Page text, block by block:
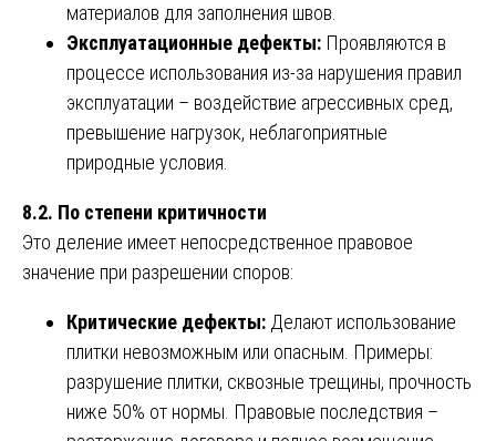
материалов для заполнения швов.
Эксплуатационные дефекты: Проявляются в
процессе использования из-за нарушения правил
эксплуатации – воздействие агрессивных сред,
превышение нагрузок, неблагоприятные
природные условия.
8.2. По степени критичности
Это деление имеет непосредственное правовое
значение при разрешении споров:
Критические дефекты: Делают использование
плитки невозможным или опасным. Примеры:
разрушение плитки, сквозные трещины, прочность
ниже 50% от нормы. Правовые последствия –